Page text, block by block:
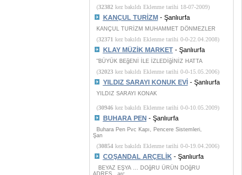
(32382kez bakıldı Eklenme tarihi 18-07-2009)
KANÇUL TURİZM- Şanlıurfa
KANÇUL TURİZM MUHAMMET DÖNMEZLER
(32371 kez bakıldı Eklenme tarihi 0-0-22.04.2008)
KLAY MÜZİK MARKET- Şanlıurfa
"BÜYÜK BEğENİ İLE İZLEDİğİNİZ HATTA
(32023kez bakıldı Eklenme tarihi 0-0-15.05.2006)
YILDIZ SARAYI KONUK EVİ- Şanlıurfa
YILDIZ SARAYI KONAK
(30946kez bakıldı Eklenme tarihi 0-0-10.05.2009)
BUHARA PEN- Şanlıurfa
Buhara Pen Pvc Kapı, Pencere Sistemleri,
Şan
(30854kez bakıldı Eklenme tarihi 0-0-19.04.2006)
COŞANDAL ARÇELİK- Şanlıurfa
BEYAZ EŞYA ... DOğRU ÜRÜN DOğRU
ADRES...arç